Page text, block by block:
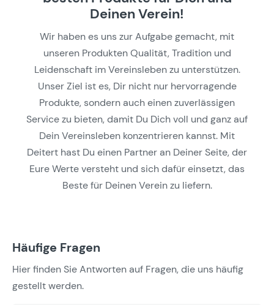
Deinen Verein!
Wir haben es uns zur Aufgabe gemacht, mit
unseren Produkten Qualität, Tradition und
Leidenschaft im Vereinsleben zu unterstützen.
Unser Ziel ist es, Dir nicht nur hervorragende
Produkte, sondern auch einen zuverlässigen
Service zu bieten, damit Du Dich voll und ganz auf
Dein Vereinsleben konzentrieren kannst. Mit
Deitert hast Du einen Partner an Deiner Seite, der
Eure Werte versteht und sich dafür einsetzt, das
Beste für Deinen Verein zu liefern.
Häufige Fragen
Hier finden Sie Antworten auf Fragen, die uns häufig
gestellt werden.